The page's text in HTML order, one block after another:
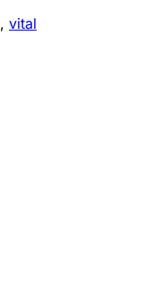
, vital